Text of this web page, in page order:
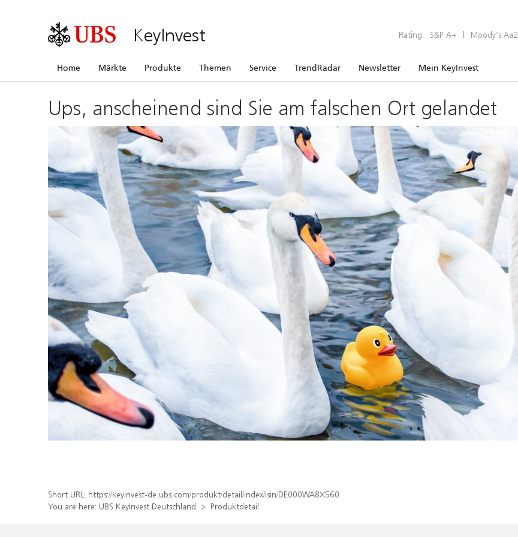
KeyInvest Rating: S&P A+ | Moody’s Aa2
Home Märkte Produkte Themen Service TrendRadar Newsletter Mein KeyInvest
Ups, anscheinend sind Sie am falschen Ort gelandet
Short URL: https://keyinvest-de.ubs.com/produkt/detail/index/isin/DE000WA8X560
You are here: UBS KeyInvest Deutschland Produktdetail